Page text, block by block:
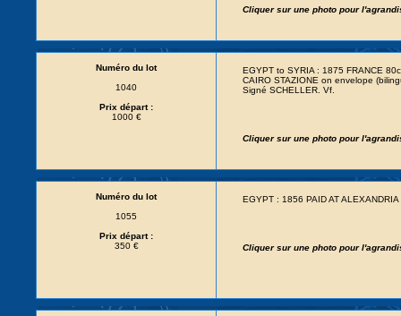
Cliquer sur une photo pour
Numéro du lot
1040
Prix départ :
1000 €
EGYPT to SYRIA : 1875 FRANCE
CAIRO STAZIONE on envelope
Signé SCHELLER. Vf.
Cliquer sur une photo pour
Numéro du lot
1055
Prix départ :
350 €
EGYPT : 1856 PAID AT
Cliquer sur une photo pour